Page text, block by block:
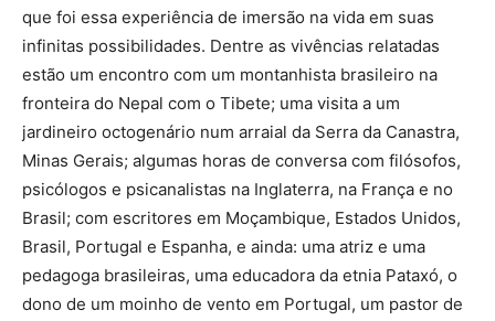
que foi essa experiência de imersão na vida em suas
infinitas possibilidades. Dentre as vivências relatadas
estão um encontro com um montanhista brasileiro na
fronteira do Nepal com o Tibete; uma visita a um
jardineiro octogenário num arraial da Serra da Canastra,
Minas Gerais; algumas horas de conversa com filósofos,
psicólogos e psicanalistas na Inglaterra, na França e no
Brasil; com escritores em Moçambique, Estados Unidos,
Brasil, Portugal e Espanha, e ainda: uma atriz e uma
pedagoga brasileiras, uma educadora da etnia Pataxó, o
dono de um moinho de vento em Portugal, um pastor de